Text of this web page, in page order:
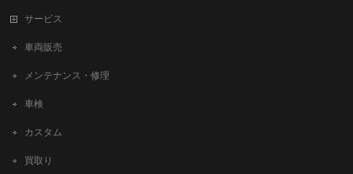
サービス
車両販売
メンテナンス・修理
車検
カスタム
買取り